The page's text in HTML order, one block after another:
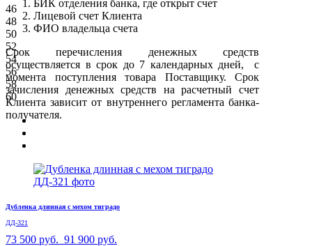
БИК отделения банка, где открыт счет
Лицевой счет Клиента
ФИО владельца счета
Срок перечисления денежных средств
осуществляется в срок до 7 календарных дней, с
момента поступления товара Поставщику. Срок
зачисления денежных средств на расчетный счет
Клиента зависит от внутреннего регламента банка-
получателя.
46
48
50
52
54
56
58
60
Дубленка длинная с мехом тиградо
ДД-321
73 500 руб. 91 900 руб.